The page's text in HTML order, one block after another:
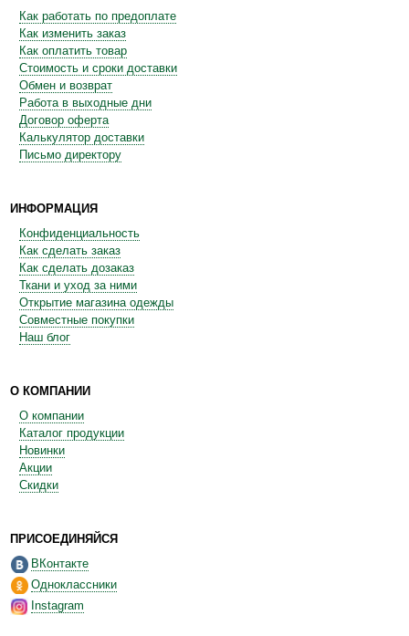
Как работать по предоплате
Как изменить заказ
Как оплатить товар
Стоимость и сроки доставки
Обмен и возврат
Работа в выходные дни
Договор оферта
Калькулятор доставки
Письмо директору
ИНФОРМАЦИЯ
Конфиденциальность
Как сделать заказ
Как сделать дозаказ
Ткани и уход за ними
Открытие магазина одежды
Совместные покупки
Наш блог
О КОМПАНИИ
О компании
Каталог продукции
Новинки
Акции
Скидки
ПРИСОЕДИНЯЙСЯ
ВКонтакте
Одноклассники
Instagram